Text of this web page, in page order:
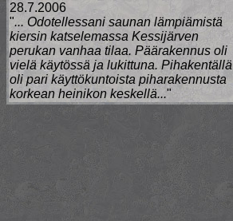
28.7.2006
"... Odotellessani saunan lämpiämistä
kiersin katselemassa Kessijärven
perukan vanhaa tilaa. Päärakennus oli
vielä käytössä ja lukittuna. Pihakentällä
oli pari käyttökuntoista piharakennusta
korkean heinikon keskellä..."